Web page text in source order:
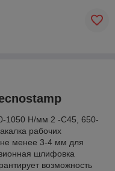
1050 Н/мм 2 -С45, 650-
рабочих
не менее 3-4 мм для
шлифовка
возможность